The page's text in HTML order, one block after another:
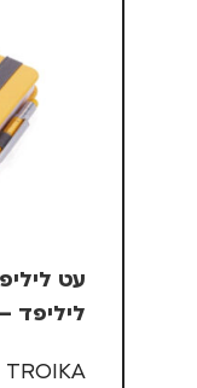
עט
ליליפד
TROIKA